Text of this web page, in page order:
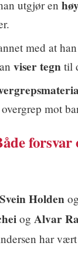
utgjør en
med at
viser tegn til
mot
Svein Holden og
og Alvar
har vært